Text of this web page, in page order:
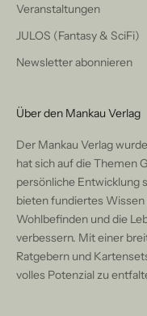
Veranstaltungen
JULOS (Fantasy & SciFi)
Newsletter abonnieren
Über den Mankau Verlag
Der Mankau Verlag
hat sich auf die Themen
persönliche Entwicklung
bieten fundiertes Wissen
Wohlbefinden und die
verbessern. Mit einer
Ratgebern und
volles Potenzial zu